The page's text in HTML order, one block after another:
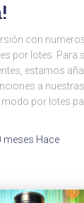
con
por lotes. Para
estamos
a
por lotes
meses Hace